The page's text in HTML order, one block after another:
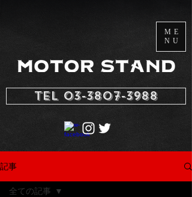
TEL 03-3807-3988
ME
NU
記事
全ての記事